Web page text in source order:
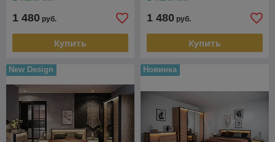
1 480 руб.
Купить
1 480 руб.
Купить
New Design Новинка